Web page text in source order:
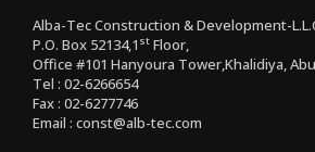
Alba-Tec Construction & Development-
P.O. Box 52134,1 st Floor,
Office #101 Hanyoura Tower,Khalidiya, Abu
Tel : 02-6266654
Fax : 02-6277746
Email : const@alb-tec.com